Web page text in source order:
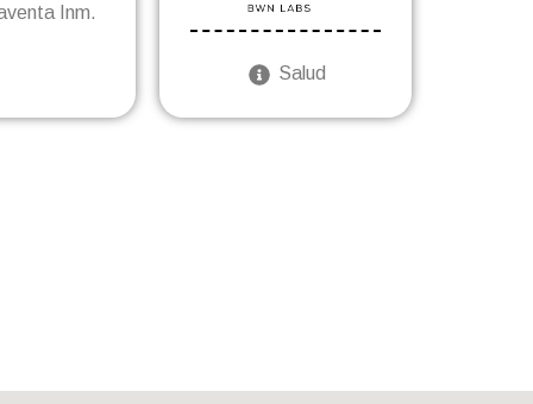
Inm.
Salud